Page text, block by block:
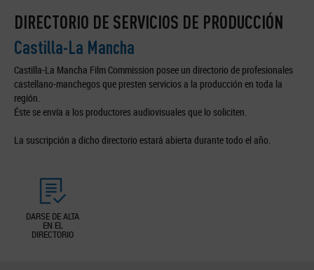
DIRECTORIO DE SERVICIOS DE PRODUCCIÓN
Castilla-La Mancha
Castilla-La Mancha Film Commission posee un directorio de profesionales
castellano-manchegos que presten servicios a la producción en toda la
región.
Éste se envía a los productores audiovisuales que lo soliciten.
La suscripción a dicho directorio estará abierta durante todo el año.
DARSE DE ALTA
EN EL
DIRECTORIO